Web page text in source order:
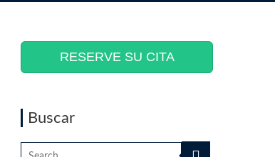
RESERVE SU CITA
Buscar